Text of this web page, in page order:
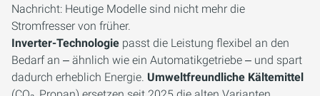
Nachricht: Heutige Modelle sind nicht mehr die
Stromfresser von früher.
Inverter-Technologie passt die Leistung flexibel an den
Bedarf an ‒ ähnlich wie ein Automatikgetriebe ‒ und spart
dadurch erheblich Energie. Umweltfreundliche Kältemittel